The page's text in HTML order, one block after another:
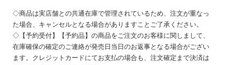
◇商品は実店舗との共通在庫で管理されているため、注文が重なっ
た場合、キャンセルとなる場合がありますことご了承ください。
◇【予約受付】【予約品】の商品をご注文のお客様に関しまして、
在庫確保の確定のご連絡が発売日当日のお返事となる場合がござい
ます。クレジットカードにてお支払の場合も、注文確定まで決済は